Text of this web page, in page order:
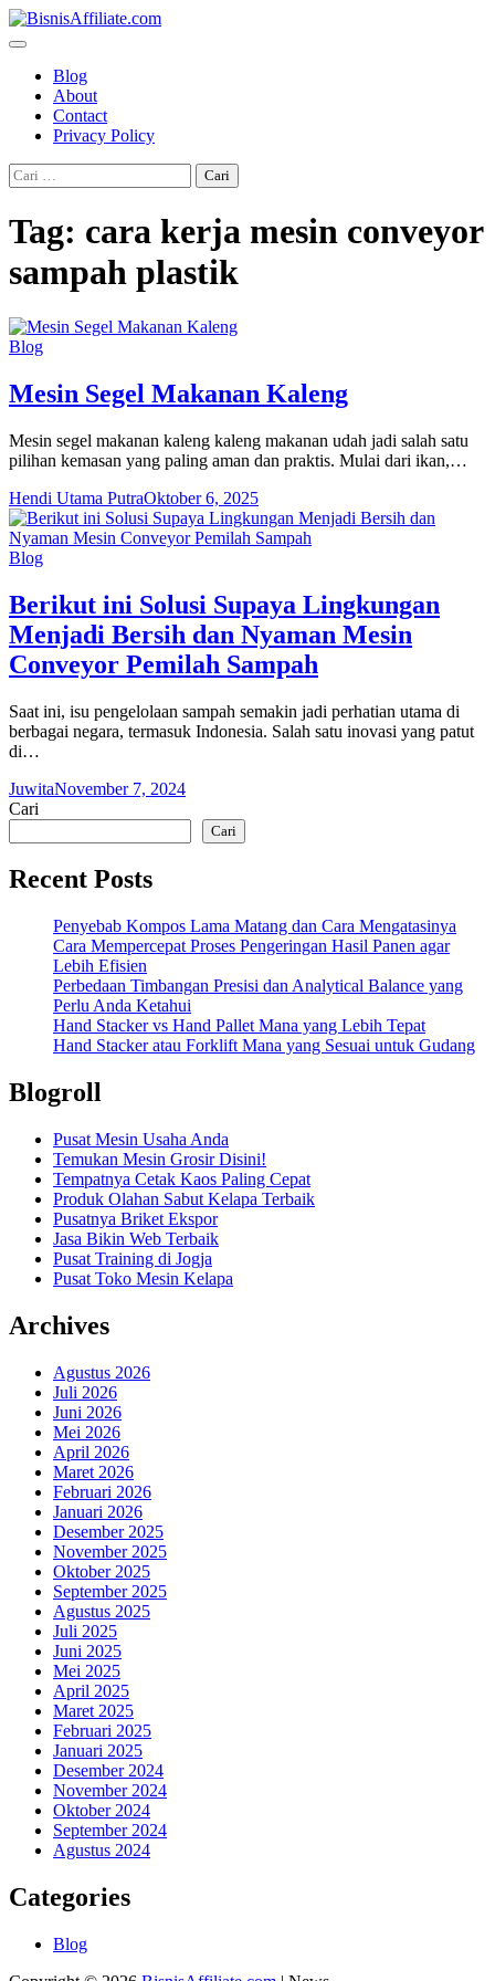
Skip
to
Blog
About
Contact
Privacy Policy
Cari
untuk:
Tag: cara kerja mesin conveyor
sampah plastik
Blog
Mesin Segel Makanan Kaleng
Mesin segel makanan kaleng kaleng makanan udah jadi salah satu
pilihan kemasan yang paling aman dan praktis. Mulai dari ikan,…
Hendi Utama PutraOktober 6, 2025
Blog
Berikut ini Solusi Supaya Lingkungan
Menjadi Bersih dan Nyaman Mesin
Conveyor Pemilah Sampah
Saat ini, isu pengelolaan sampah semakin jadi perhatian utama di
berbagai negara, termasuk Indonesia. Salah satu inovasi yang patut
di…
JuwitaNovember 7, 2024
Cari
Cari
Recent Posts
Penyebab Kompos Lama Matang dan Cara Mengatasinya
Cara Mempercepat Proses Pengeringan Hasil Panen agar
Lebih Efisien
Perbedaan Timbangan Presisi dan Analytical Balance yang
Perlu Anda Ketahui
Hand Stacker vs Hand Pallet Mana yang Lebih Tepat
Hand Stacker atau Forklift Mana yang Sesuai untuk Gudang
Blogroll
Pusat Mesin Usaha Anda
Temukan Mesin Grosir Disini!
Tempatnya Cetak Kaos Paling Cepat
Produk Olahan Sabut Kelapa Terbaik
Pusatnya Briket Ekspor
Jasa Bikin Web Terbaik
Pusat Training di Jogja
Pusat Toko Mesin Kelapa
Archives
Agustus 2026
Juli 2026
Juni 2026
Mei 2026
April 2026
Maret 2026
Februari 2026
Januari 2026
Desember 2025
November 2025
Oktober 2025
September 2025
Agustus 2025
Juli 2025
Juni 2025
Mei 2025
April 2025
Maret 2025
Februari 2025
Januari 2025
Desember 2024
November 2024
Oktober 2024
September 2024
Agustus 2024
Categories
Blog